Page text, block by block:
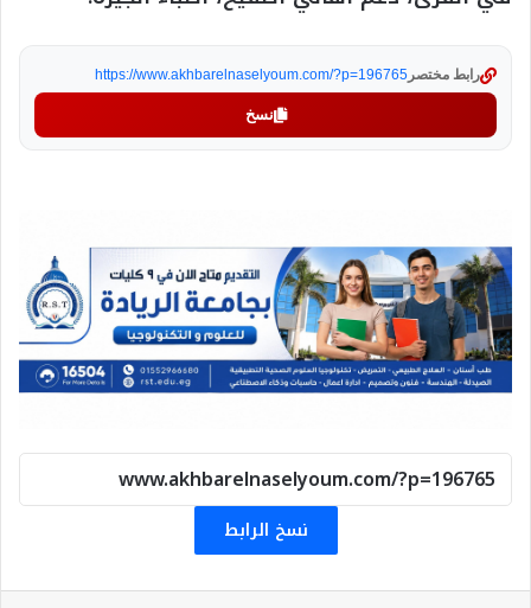
رابط مختصر https://www.akhbarelnaselyoum.com/?p=196765
نسخ
نسخ الرابط